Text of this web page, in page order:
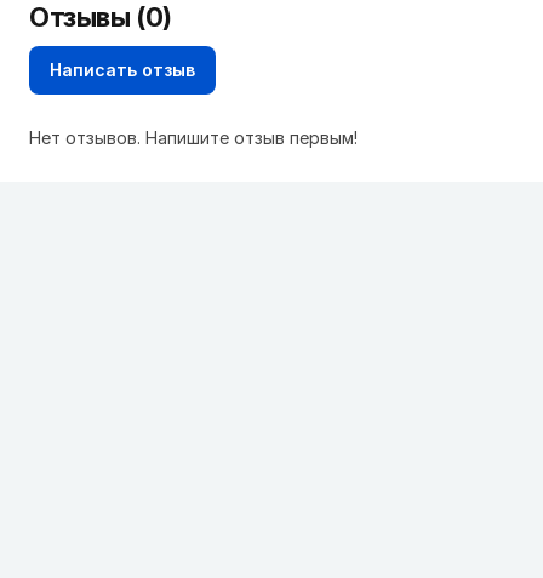
Отзывы (0)
Написать отзыв
Нет отзывов. Напишите отзыв первым!